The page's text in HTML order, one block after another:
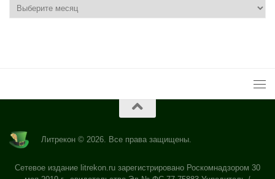
Литрекон © 2026. Все права защищены.
Сетевое издание litrekon.ru зарегистрировано Роскомнадзором 30